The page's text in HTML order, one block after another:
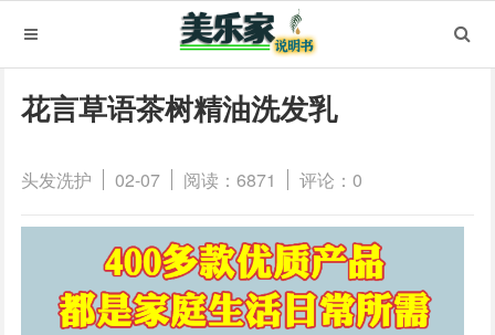
花言草语茶树精油洗发乳
头发洗护 02-07 阅读：6871 评论：0